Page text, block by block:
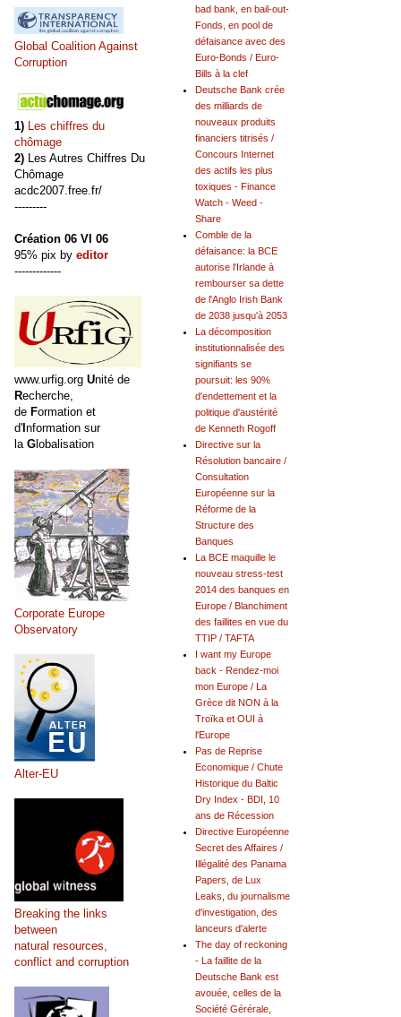
bad bank, en bail-out-
Fonds, en pool de
défaisance avec des
Euro-Bonds / Euro-
Bills à la clef
Deutsche Bank crée
des milliards de
nouveaux produits
financiers titrisés /
Concours Internet
des actifs les plus
toxiques - Finance
Watch - Weed -
Share
Comble de la
défaisance: la BCE
autorise l'Irlande à
rembourser sa dette
de l'Anglo Irish Bank
de 2038 jusqu'à 2053
La décomposition
institutionnalisée des
signifiants se
poursuit: les 90%
d'endettement et la
politique d'austérité
de Kenneth Rogoff
Directive sur la
Résolution bancaire /
Consultation
Européenne sur la
Réforme de la
Structure des
Banques
La BCE maquille le
nouveau stress-test
2014 des banques en
Europe / Blanchiment
des faillites en vue du
TTIP / TAFTA
I want my Europe
back - Rendez-moi
mon Europe / La
Grèce dit NON à la
Troïka et OUI à
l'Europe
Pas de Reprise
Economique / Chute
Historique du Baltic
Dry Index - BDI, 10
ans de Récession
Directive Européenne
Secret des Affaires /
Illégalité des Panama
Papers, de Lux
Leaks, du journalisme
d'investigation, des
lanceurs d'alerte
The day of reckoning
- La faillite de la
Deutsche Bank est
avouée, celles de la
Société Gérérale,
Global Coalition Against
Corruption
1) Les chiffres du
chômage
2) Les Autres Chiffres Du
Chômage
acdc2007.free.fr/
---------
Création 06 VI 06
95% pix by editor
-------------
www.urfig.org Unité de
Recherche,
de Formation et
d'Information sur
la Globalisation
Corporate Europe
Observatory
Alter-EU
Breaking the links
between
natural resources,
conflict and corruption